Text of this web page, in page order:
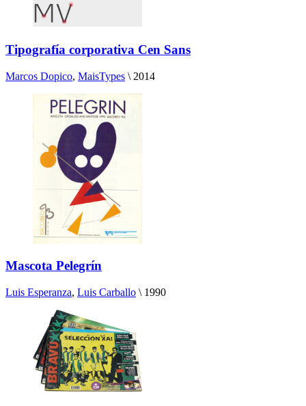
Tipografía corporativa Cen Sans
Marcos Dopico, MaisTypes \ 2014
Mascota Pelegrín
Luis Esperanza, Luis Carballo \ 1990